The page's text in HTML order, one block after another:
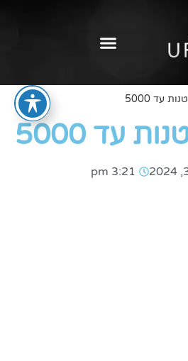
עד 5000
עד 5000
3:21 pm